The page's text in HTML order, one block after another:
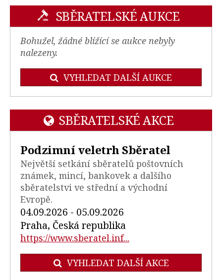
SBĚRATELSKÉ AUKCE
Bohužel, žádné blížící se aukce nebyly
nalezeny.
VYHLEDAT DALŠÍ AUKCE
SBĚRATELSKÉ AKCE
Podzimní veletrh Sběratel
Největší setkání sběratelů poštovních
známek, mincí, bankovek a dalšího
sběratelstvi ve střední a východní
Evropě.
04.09.2026 - 05.09.2026
Praha, Česká republika
https://www.sberatel.inf...
VYHLEDAT DALŠÍ AKCE